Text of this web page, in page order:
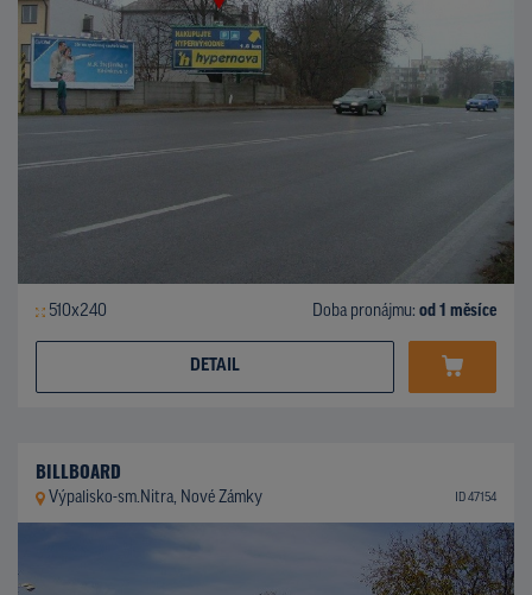
510x240 Doba pronájmu: od 1 měsíce
DETAIL
BILLBOARD
Výpalisko-sm.Nitra, Nové Zámky ID 47154